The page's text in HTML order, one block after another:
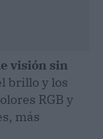
visión sin
brillo y los
RGB y
más